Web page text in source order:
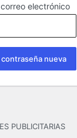
electrónico
PUBLICITARIAS